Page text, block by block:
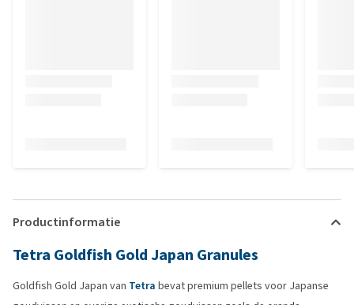
Productinformatie
Tetra Goldfish Gold Japan Granules
Goldfish Gold Japan van Tetra bevat premium pellets voor Japanse